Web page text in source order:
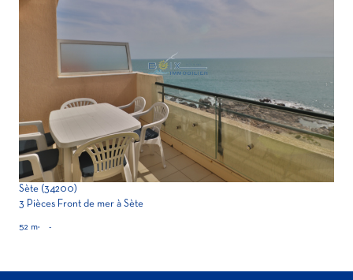
voir le bien
Sète (34200)
3 Pièces Front de mer à Sète
52 m² -